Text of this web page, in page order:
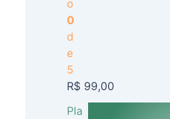
o
0
d
e
5
R$99,00
Pla